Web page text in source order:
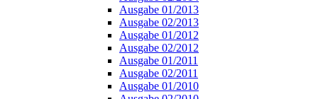
Ausgabe 01/2013
Ausgabe 02/2013
Ausgabe 01/2012
Ausgabe 02/2012
Ausgabe 01/2011
Ausgabe 02/2011
Ausgabe 01/2010